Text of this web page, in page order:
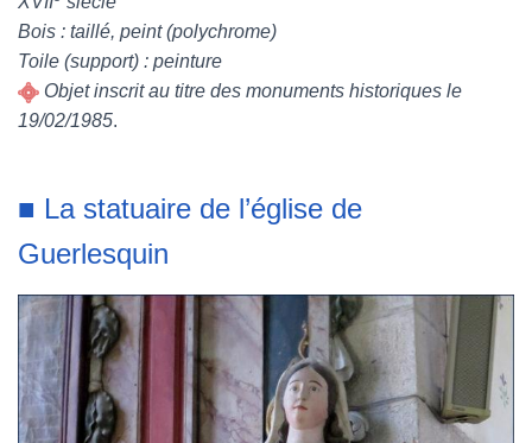
Bois : taillé, peint (polychrome)
Toile (support) : peinture
Objet inscrit au titre des monuments historiques le
19/02/1985.
■ La statuaire de l’église de
Guerlesquin